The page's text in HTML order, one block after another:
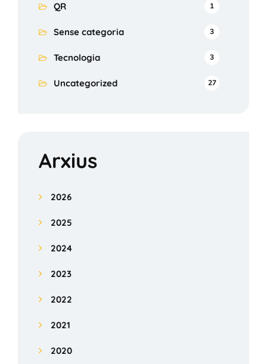
QR 1
Sense categoria 3
Tecnologia 3
Uncategorized 27
Arxius
2026
2025
2024
2023
2022
2021
2020